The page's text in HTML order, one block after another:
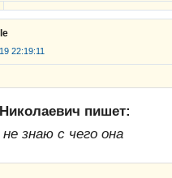
22:19:11
пишет:
не знаю с чего она